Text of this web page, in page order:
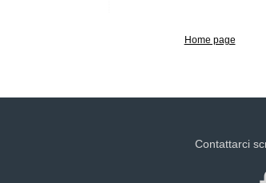
Home page
Contattarci